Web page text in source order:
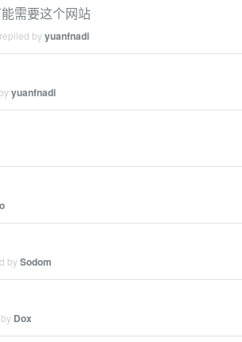
需要这个网站
byyuanfnadi
yuanfnadi
bySodom
Dox